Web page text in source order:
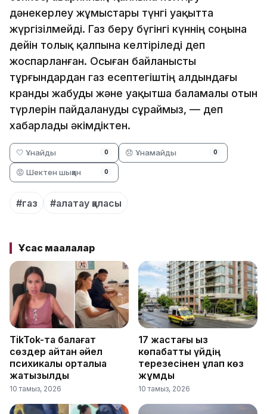
дәнекерлеу жұмыстары түнгі уақытта
жүргізілмейді. Газ беру бүгінгі күннің соңына
дейін толық қалпына келтіріледі деп
жоспарланған. Осыған байланысты
тұрғындардан газ есептегіштің алдындағы
кранды жабуды және уақытша баламалы отын
түрлерін пайдалануды сұраймыз, — деп
хабарлады әкімдіктен.
🤍 Ұнайды 0 😞 Ұнамайды 0
😡 Шектен шыққан 0
#газ #алатау қаласы
Ұқсас мақалалар
TikTok-та балағат
сөздер айтқан әйел
психикалық орталыққа
жатқызылды
10 тамыз, 2026
17 жастағы қыз
көпқабатты үйдің
терезесінен құлап көз
жұмды
10 тамыз, 2026